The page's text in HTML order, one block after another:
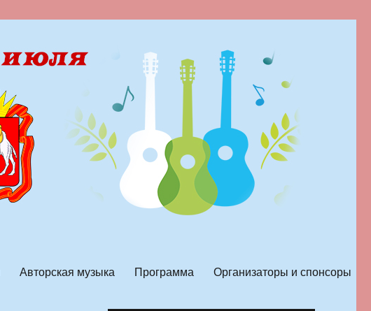
Авторская музыка Программа Организаторы и спонсоры